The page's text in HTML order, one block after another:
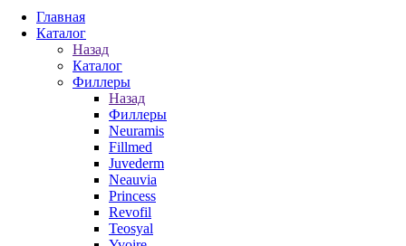
Главная
Каталог
Назад
Каталог
Филлеры
Назад
Филлеры
Neuramis
Fillmed
Juvederm
Neauvia
Princess
Revofil
Teosyal